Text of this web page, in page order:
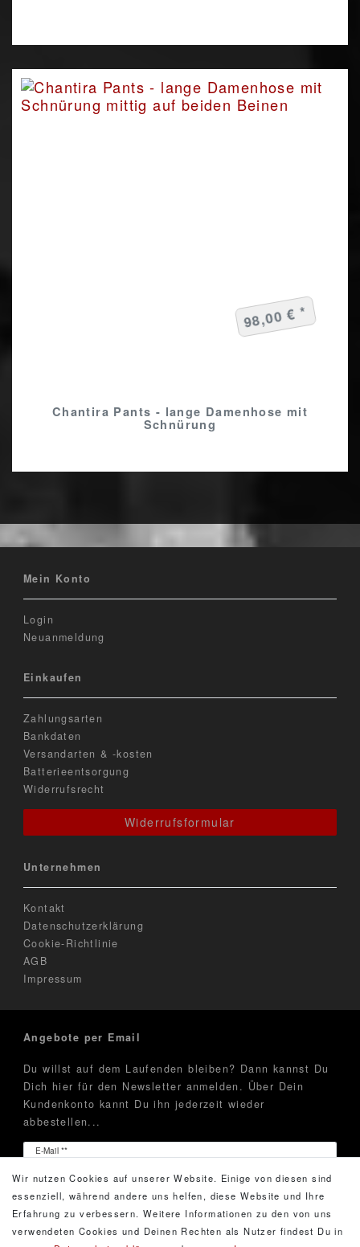
Chantira Pants - lange Damenhose mit
Schnürung
98,00 € *
Mein Konto
Login
Neuanmeldung
Einkaufen
Zahlungsarten
Bankdaten
Versandarten & -kosten
Batterieentsorgung
Widerrufsrecht
Widerrufsformular
Unternehmen
Kontakt
Datenschutzerklärung
Cookie-Richtlinie
AGB
Impressum
Angebote per Email
Du willst auf dem Laufenden bleiben? Dann kannst Du
Dich hier für den Newsletter anmelden. Über Dein
Kundenkonto kannt Du ihn jederzeit wieder
abbestellen...
E-Mail **
Newsletter
Hiermit bestätige ich, dass ich die
Daten­schutz­erklärung
gelesen habe. Meine Einwilligung kann ich jederzeit
widerrufen.**
Wir nutzen Cookies auf unserer Website. Einige von diesen sind
essenziell, während andere uns helfen, diese Website und Ihre
Erfahrung zu verbessern. Weitere Informationen zu den von uns
verwendeten Cookies und Deinen Rechten als Nutzer findest Du in